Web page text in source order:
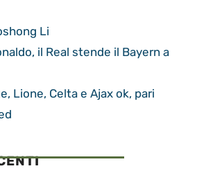
Li
il Real stende il Bayern a
Lione, Celta e Ajax ok, pari